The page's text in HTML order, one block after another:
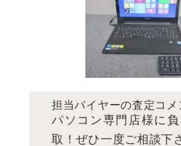
担当バイヤーの査定コメ
パソコン専門店様に
取！ぜひ一度ご相談下